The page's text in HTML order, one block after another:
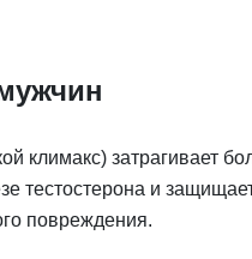
климакс) затрагивает
тестостерона и
повреждения.